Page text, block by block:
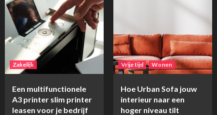
Zakelijk
Een multifunctionele
A3 printer slim printer
leasen voor je bedrijf
Vrije tijd Wonen
Hoe Urban Sofa jouw
interieur naar een
hoger niveau tilt